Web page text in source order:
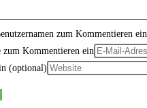
zum Kommentieren ein
Kommentieren ein
(optional)